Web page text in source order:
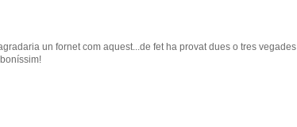
un fornet com aquest...de fet ha provat dues o tres vegades